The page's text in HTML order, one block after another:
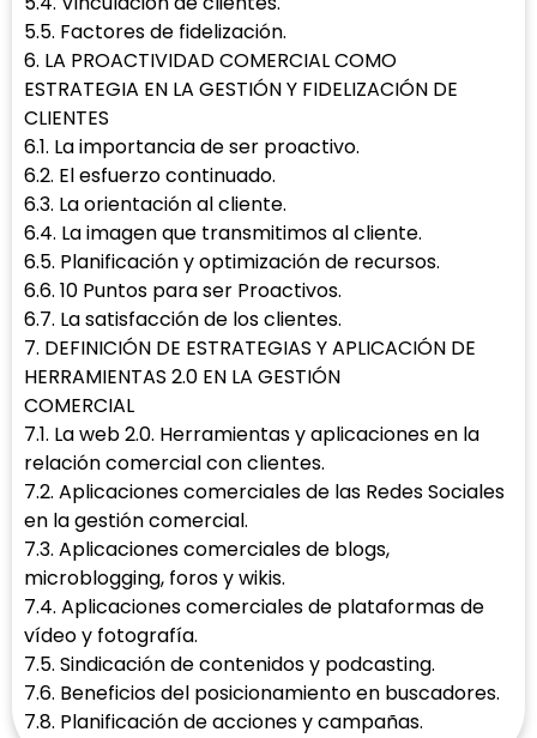
5.5. Factores de fidelización.
6. LA PROACTIVIDAD COMERCIAL COMO
ESTRATEGIA EN LA GESTIÓN Y FIDELIZACIÓN DE
CLIENTES
6.1. La importancia de ser proactivo.
6.2. El esfuerzo continuado.
6.3. La orientación al cliente.
6.4. La imagen que transmitimos al cliente.
6.5. Planificación y optimización de recursos.
6.6. 10 Puntos para ser Proactivos.
6.7. La satisfacción de los clientes.
7. DEFINICIÓN DE ESTRATEGIAS Y APLICACIÓN DE
HERRAMIENTAS 2.0 EN LA GESTIÓN
COMERCIAL
7.1. La web 2.0. Herramientas y aplicaciones en la
relación comercial con clientes.
7.2. Aplicaciones comerciales de las Redes Sociales
en la gestión comercial.
7.3. Aplicaciones comerciales de blogs,
microblogging, foros y wikis.
7.4. Aplicaciones comerciales de plataformas de
vídeo y fotografía.
7.5. Sindicación de contenidos y podcasting.
7.6. Beneficios del posicionamiento en buscadores.
7.8. Planificación de acciones y campañas.